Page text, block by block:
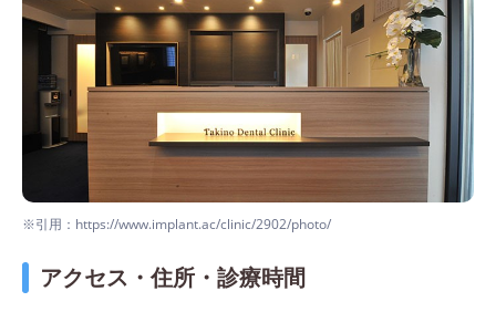
※引用：https://www.implant.ac/clinic/2902/photo/
アクセス・住所・診療時間